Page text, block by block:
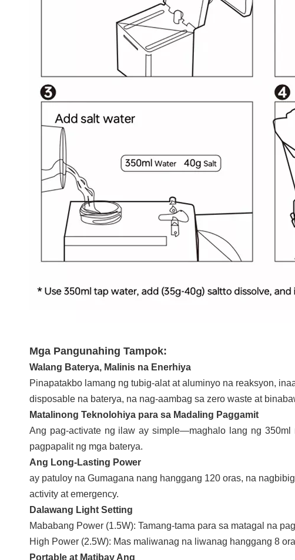
Mga Pangunahing Tampok:
Walang Baterya, Malinis na Enerhiya
Pinapatakbo lamang ng tubig-alat at aluminyo na reaksyon,
disposable na baterya, na nag-aambag sa zero waste at
Matalinong Teknolohiya para sa Madaling Paggamit
Ang pag-activate ng ilaw ay simple—maghalo lang ng
pagpapalit ng mga baterya.
Ang Long-Lasting Power
ay patuloy na Gumagana nang hanggang 120 oras, na
activity at emergency.
Dalawang Light Setting
Mababang Power (1.5W): Tamang-tama para sa matagal na
High Power (2.5W): Mas maliwanag na liwanag hanggang 8
Portable at Matibay Ang